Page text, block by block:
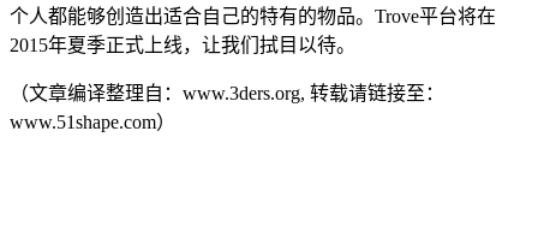
个人都能够创造出适合自己的特有的物品。Trove平台将在
2015年夏季正式上线，让我们拭目以待。
（文章编译整理自：www.3ders.org, 转载请链接至：
www.51shape.com）